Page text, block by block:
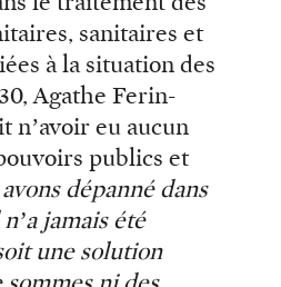
sanitaires et
à la situation des
Agathe Ferin-
n’avoir eu aucun
publics et
dépanné dans
jamais été
une solution